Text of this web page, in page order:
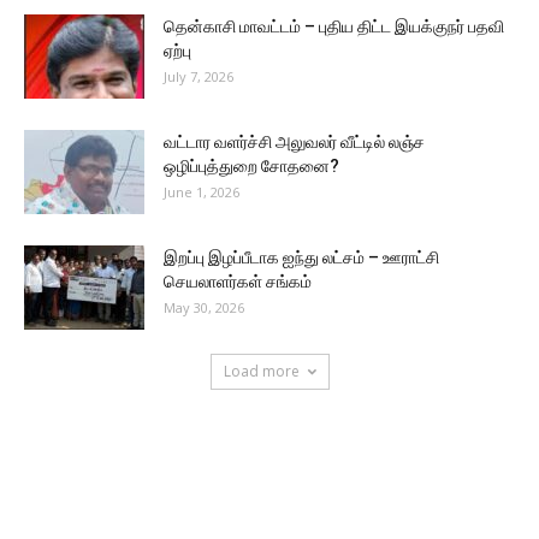
தென்காசி மாவட்டம் – புதிய திட்ட இயக்குநர் பதவி
ஏற்பு
July 7, 2026
வட்டார வளர்ச்சி அலுவலர் வீட்டில் லஞ்ச
ஒழிப்புத்துறை சோதனை?
June 1, 2026
இறப்பு இழப்பீடாக ஐந்து லட்சம் – ஊராட்சி
செயலாளர்கள் சங்கம்
May 30, 2026
Load more